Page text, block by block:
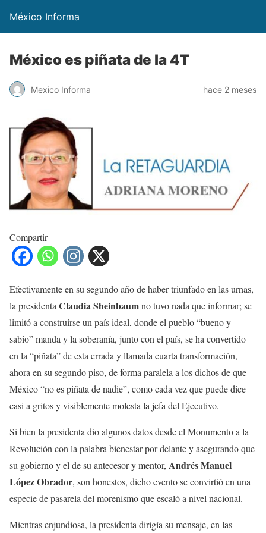
México Informa
México es piñata de la 4T
Mexico Informa hace 2 meses
Compartir
Efectivamente en su segundo año de haber triunfado en las urnas,
la presidenta Claudia Sheinbaumno tuvo nada que informar; se
limitó a construirse un país ideal, donde el pueblo “bueno y
sabio” manda y la soberanía, junto con el país, se ha convertido
en la “piñata” de esta errada y llamada cuarta transformación,
ahora en su segundo piso, de forma paralela a los dichos de que
México “no es piñata de nadie”, como cada vez que puede dice
casi a gritos y visiblemente molesta la jefa del Ejecutivo.
Si bien la presidenta dio algunos datos desde el Monumento a la
Revolución con la palabra bienestar por delante y asegurando que
su gobierno y el de su antecesor y mentor, Andrés Manuel
López Obrador, son honestos, dicho evento se convirtió en una
especie de pasarela del morenismo que escaló a nivel nacional.
Mientras enjundiosa, la presidenta dirigía su mensaje, en las